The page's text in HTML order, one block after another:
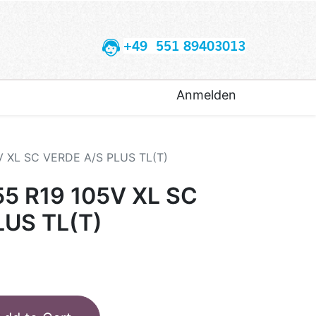
+49 551 89403013
Anmelden
XL SC VERDE A/S PLUS TL(T)
R19 105V XL SC
TL(T)